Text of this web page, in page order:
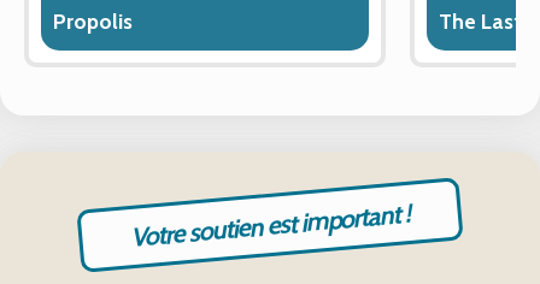
Propolis The Last
Votre soutien est important !